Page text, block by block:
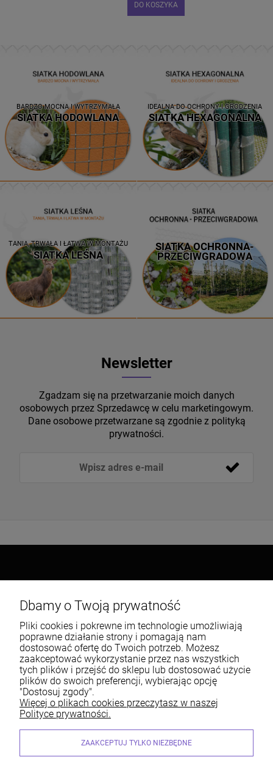
DO KOSZYKA
BARDZO MOCNA I WYTRZYMAŁA
SIATKA HODOWLANA
IDEALNA DO OCHRONY I GRODZENIA
SIATKA HEXAGONALNA
TANIA, TRWAŁA I ŁATWA W MONTAŻU
SIATKA LEŚNA
SIATKA OCHRONNA-
PRZECIWGRADOWA
Newsletter
Zgadzam się na przetwarzanie moich danych
osobowych przez Sprzedawcę w celu marketingowym.
Dane osobowe przetwarzane są zgodnie z polityką
prywatności.
Warunki zakupów
Moje konto
Informacje o sklepie
sklep@centrumgrodzenia.pl Tel.: 185474126 | NIP: 7340002125 REGON:
Dbamy o Twoją prywatność
Pliki cookies i pokrewne im technologie umożliwiają
poprawne działanie strony i pomagają nam
dostosować ofertę do Twoich potrzeb. Możesz
zaakceptować wykorzystanie przez nas wszystkich
tych plików i przejść do sklepu lub dostosować użycie
plików do swoich preferencji, wybierając opcję
"Dostosuj zgody".
Więcej o plikach cookies przeczytasz w naszej
Polityce prywatności.
ZAAKCEPTUJ TYLKO NIEZBĘDNE